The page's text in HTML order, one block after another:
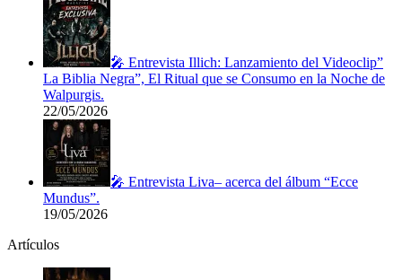
🎤 Entrevista Illich: Lanzamiento del Videoclip”
La Biblia Negra”, El Ritual que se Consumo en la Noche de
Walpurgis.
22/05/2026
🎤 Entrevista Liva– acerca del álbum “Ecce
Mundus”.
19/05/2026
Artículos